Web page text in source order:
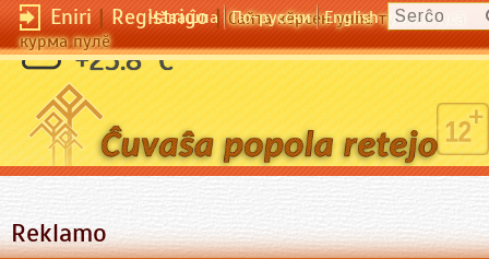
Eniri|Registriĝo|Сайта кӗрсен унпа туллин усӑ
курма пулӗ
Чӑвашла По-русски English
+25.8 °C
Reklamo